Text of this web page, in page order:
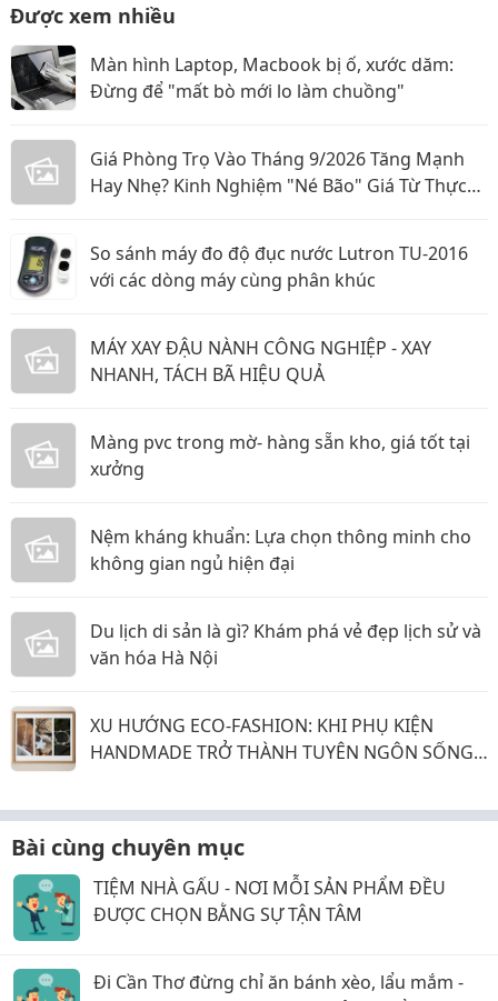
Được xem nhiều
Màn hình Laptop, Macbook bị ố, xước dăm:
Đừng để "mất bò mới lo làm chuồng"
Giá Phòng Trọ Vào Tháng 9/2026 Tăng Mạnh
Hay Nhẹ? Kinh Nghiệm "Né Bão" Giá Từ Thực
So sánh máy đo độ đục nước Lutron TU-2016
với các dòng máy cùng phân khúc
MÁY XAY ĐẬU NÀNH CÔNG NGHIỆP - XAY
NHANH, TÁCH BÃ HIỆU QUẢ
Màng pvc trong mờ- hàng sẵn kho, giá tốt tại
xưởng
Nệm kháng khuẩn: Lựa chọn thông minh cho
không gian ngủ hiện đại
Du lịch di sản là gì? Khám phá vẻ đẹp lịch sử và
văn hóa Hà Nội
XU HƯỚNG ECO-FASHION: KHI PHỤ KIỆN
HANDMADE TRỞ THÀNH TUYÊN NGÔN SỐNG
Bài cùng chuyên mục
TIỆM NHÀ GẤU - NƠI MỖI SẢN PHẨM ĐỀU
ĐƯỢC CHỌN BẰNG SỰ TẬN TÂM
Đi Cần Thơ đừng chỉ ăn bánh xèo, lẩu mắm -